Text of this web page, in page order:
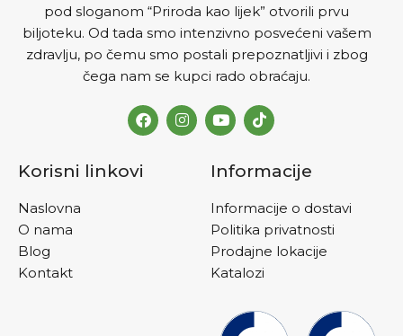
pod sloganom “Priroda kao lijek” otvorili prvu
biljoteku. Od tada smo intenzivno posvećeni vašem
zdravlju, po čemu smo postali prepoznatljivi i zbog
čega nam se kupci rado obraćaju.
Korisni linkovi
Naslovna
O nama
Blog
Kontakt
Informacije
Informacije o dostavi
Politika privatnosti
Prodajne lokacije
Katalozi